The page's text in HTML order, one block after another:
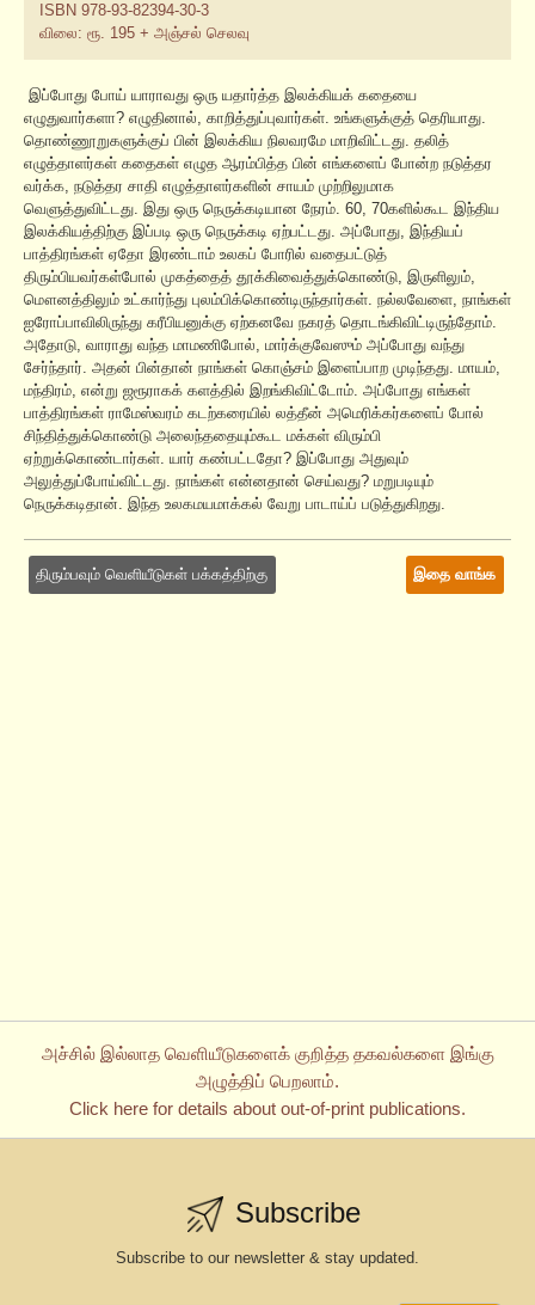
ISBN 978-93-82394-30-3
விலை: ரூ. 195 + அஞ்சல் செலவு
இப்போது போய் யாராவது ஒரு யதார்த்த இலக்கியக் கதையை
எழுதுவார்களா? எழுதினால், காறித்துப்புவார்கள். உங்களுக்குத் தெரியாது.
தொண்ணூறுகளுக்குப் பின் இலக்கிய நிலவரமே மாறிவிட்டது. தலித்
எழுத்தாளர்கள் கதைகள் எழுத ஆரம்பித்த பின் எங்களைப் போன்ற நடுத்தர
வர்க்க, நடுத்தர சாதி எழுத்தாளர்களின் சாயம் முற்றிலுமாக
வெளுத்துவிட்டது. இது ஒரு நெருக்கடியான நேரம். 60, 70களில்கூட இந்திய
இலக்கியத்திற்கு இப்படி ஒரு நெருக்கடி ஏற்பட்டது. அப்போது, இந்தியப்
பாத்திரங்கள் ஏதோ இரண்டாம் உலகப் போரில் வதைபட்டுத்
திரும்பியவர்கள்போல் முகத்தைத் தூக்கிவைத்துக்கொண்டு, இருளிலும்,
மௌனத்திலும் உட்கார்ந்து புலம்பிக்கொண்டிருந்தார்கள். நல்லவேளை, நாங்கள்
ஐரோப்பாவிலிருந்து கரீபியனுக்கு ஏற்கனவே நகரத் தொடங்கிவிட்டிருந்தோம்.
அதோடு, வாராது வந்த மாமணிபோல், மார்க்குவேஸும் அப்போது வந்து
சேர்ந்தார். அதன் பின்தான் நாங்கள் கொஞ்சம் இளைப்பாற முடிந்தது. மாயம்,
மந்திரம், என்று ஜரூராகக் களத்தில் இறங்கிவிட்டோம். அப்போது எங்கள்
பாத்திரங்கள் ராமேஸ்வரம் கடற்கரையில் லத்தீன் அமெரிக்கர்களைப் போல்
சிந்தித்துக்கொண்டு அலைந்ததையும்கூட மக்கள் விரும்பி
ஏற்றுக்கொண்டார்கள். யார் கண்பட்டதோ? இப்போது அதுவும்
அலுத்துப்போய்விட்டது. நாங்கள் என்னதான் செய்வது? மறுபடியும்
நெருக்கடிதான். இந்த உலகமயமாக்கல் வேறு பாடாய்ப் படுத்துகிறது.
திரும்பவும் வெளியீடுகள் பக்கத்திற்கு இதை வாங்க
அச்சில் இல்லாத வெளியீடுகளைக் குறித்த தகவல்களை இங்கு
அழுத்திப் பெறலாம்.
Click here for details about out-of-print publications.
Subscribe
Subscribe to our newsletter & stay updated.